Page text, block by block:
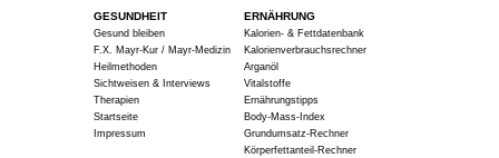
GESUNDHEIT
Gesund bleiben
F.X. Mayr-Kur / Mayr-Medizin
Heilmethoden
Sichtweisen & Interviews
Therapien
Startseite
Impressum
ERNÄHRUNG
Kalorien- & Fettdatenbank
Kalorienverbrauchsrechner
Arganöl
Vitalstoffe
Ernährungstipps
Body-Mass-Index
Grundumsatz-Rechner
Körperfettanteil-Rechner